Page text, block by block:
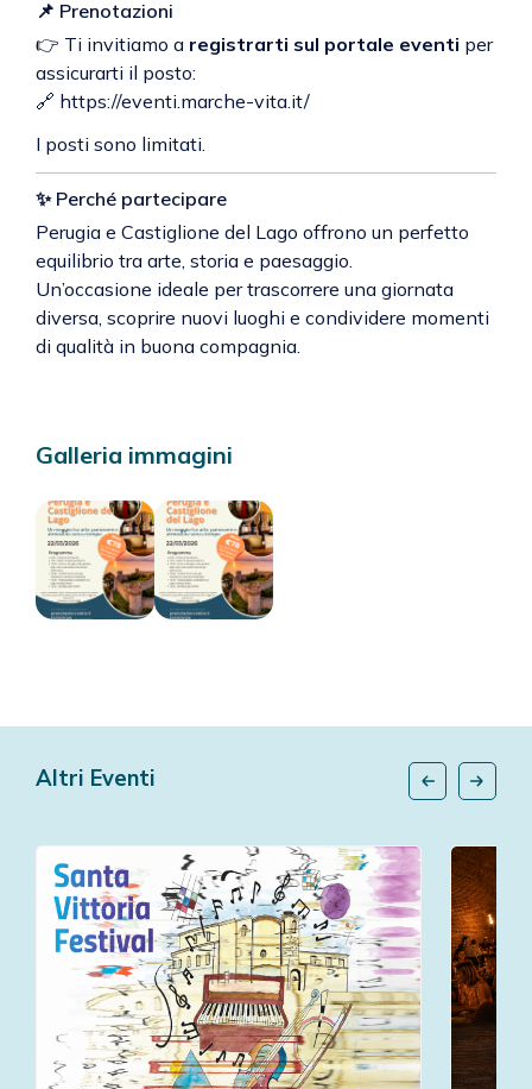
📌 Prenotazioni
👉 Ti invitiamo a registrarti sul portale eventi per
assicurarti il posto:
🔗 https://eventi.marche-vita.it/
I posti sono limitati.
✨ Perché partecipare
Perugia e Castiglione del Lago offrono un perfetto
equilibrio tra arte, storia e paesaggio.
Un’occasione ideale per trascorrere una giornata
diversa, scoprire nuovi luoghi e condividere momenti
di qualità in buona compagnia.
Galleria immagini
Altri Eventi